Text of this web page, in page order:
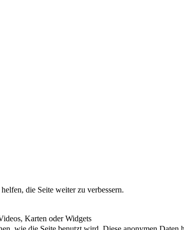
die Seite weiter zu verbessern.
Karten oder Widgets